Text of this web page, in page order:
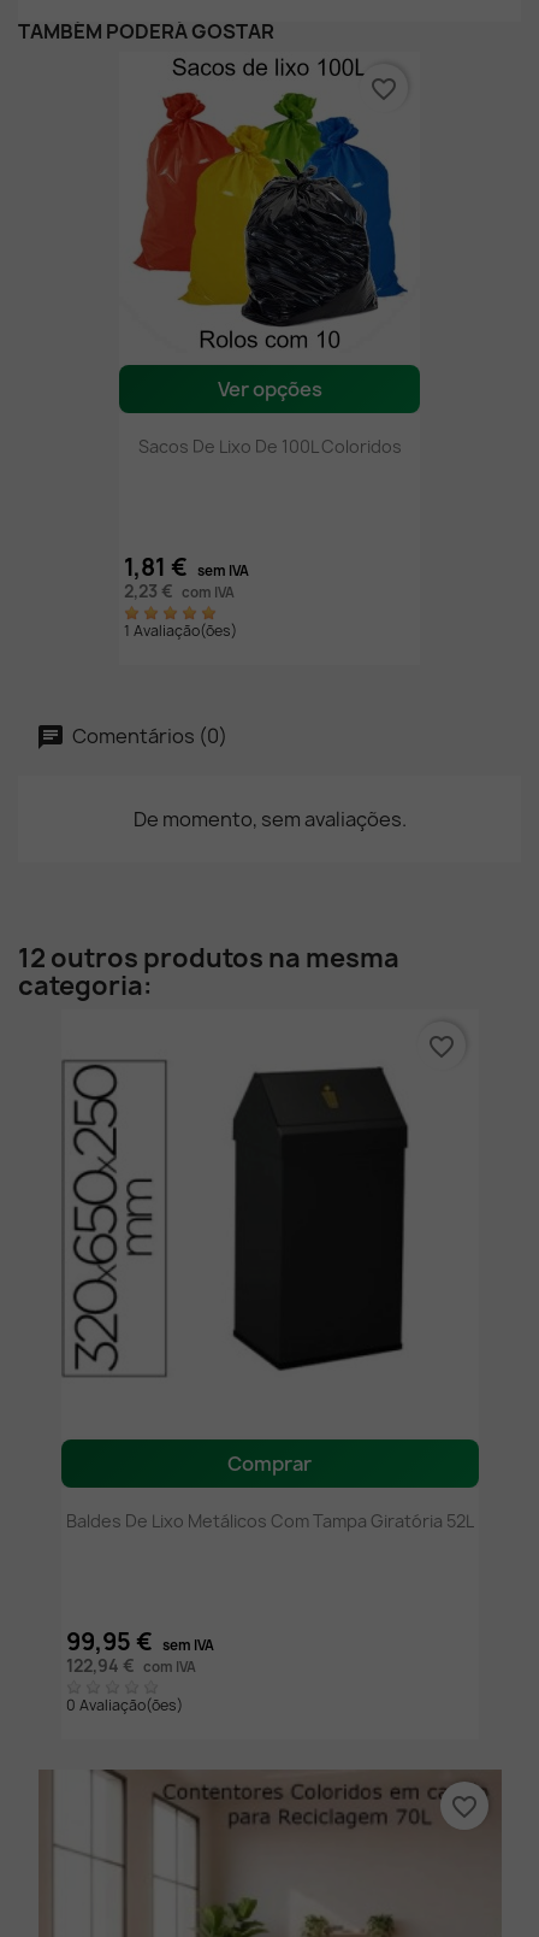
TAMBÉM PODERÁ GOSTAR
Ver opções
Sacos De Lixo De 100L Coloridos
1,81 € sem IVA
2,23 € com IVA
1 Avaliação(ões)
favorite_border
Comentários (0)
De momento, sem avaliações.
12 outros produtos na mesma
categoria:
Comprar
Baldes De Lixo Metálicos Com Tampa Giratória 52L
99,95 € sem IVA
122,94 € com IVA
0 Avaliação(ões)
favorite_border
favorite_border